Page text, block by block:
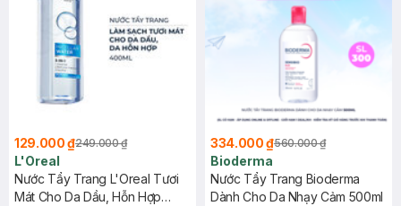
129.000 ₫249.000 ₫
L'Oreal
Nước Tẩy Trang L'Oreal Tươi
Mát Cho Da Dầu, Hỗn Hợp
334.000 ₫560.000 ₫
Bioderma
Nước Tẩy Trang Bioderma
Dành Cho Da Nhạy Cảm 500ml